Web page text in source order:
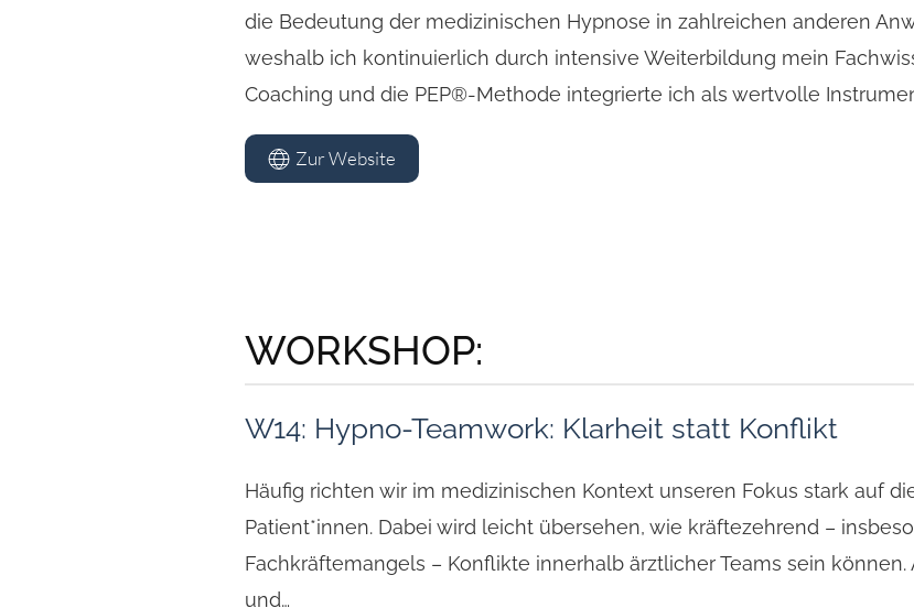
die Bedeutung der medizinischen Hypnose in zahlreichen anderen
weshalb ich kontinuierlich durch intensive Weiterbildung mein
Coaching und die PEP®-Methode integrierte ich als wertvolle
Zur Website
WORKSHOP:
W14: Hypno-Teamwork: Klarheit statt Konflikt
Häufig richten wir im medizinischen Kontext unseren Fokus stark auf
Patient*innen. Dabei wird leicht übersehen, wie kräftezehrend –
Fachkräftemangels – Konflikte innerhalb ärztlicher Teams sein
und…